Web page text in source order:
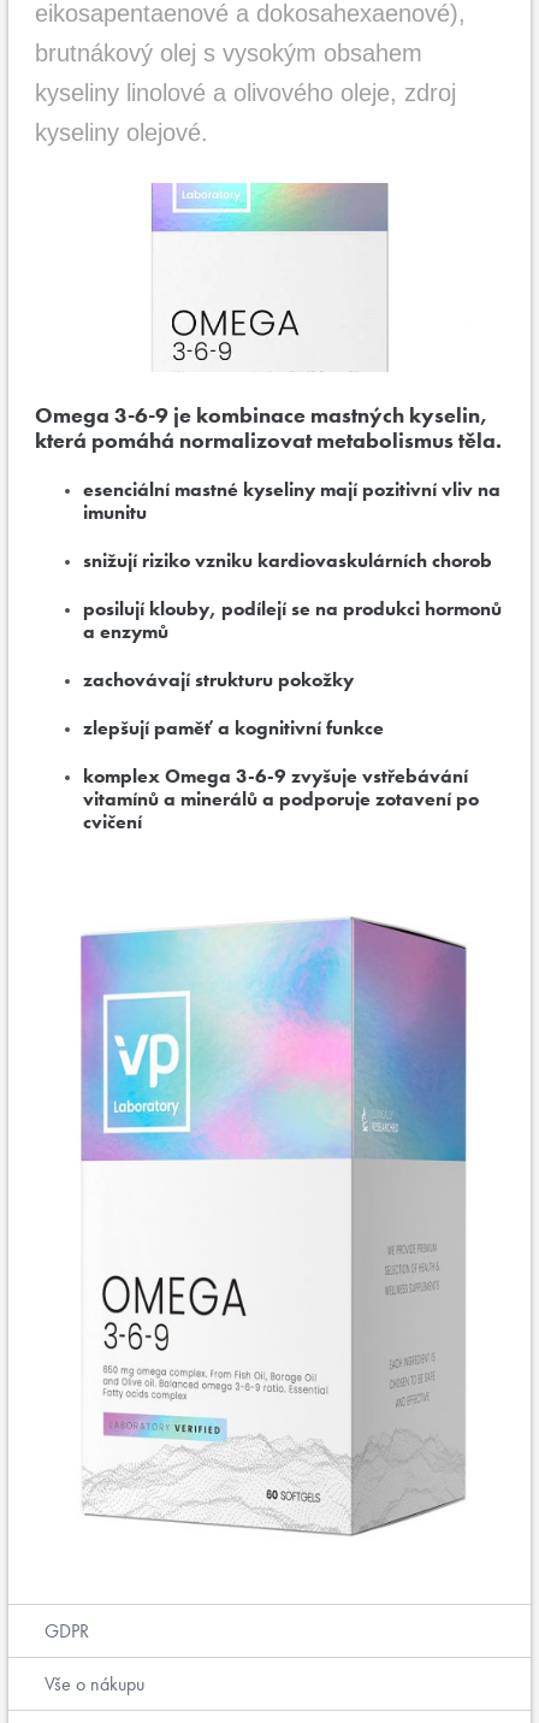
eikosapentaenové a dokosahexaenové),
brutnákový olej s vysokým obsahem
kyseliny linolové a olivového oleje, zdroj
kyseliny olejové.
Omega 3-6-9 je kombinace mastných kyselin,
která pomáhá normalizovat metabolismus těla.
esenciální mastné kyseliny mají pozitivní vliv na
imunitu
snižují riziko vzniku kardiovaskulárních chorob
posilují klouby, podílejí se na produkci hormonů
a enzymů
zachovávají strukturu pokožky
zlepšují paměť a kognitivní funkce
komplex Omega 3-6-9 zvyšuje vstřebávání
vitamínů a minerálů a podporuje zotavení po
cvičení
GDPR
Vše o nákupu